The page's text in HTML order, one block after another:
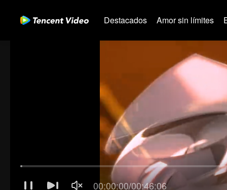
Destacados Amor sin límites